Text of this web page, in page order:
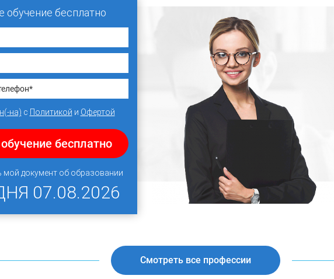
обучение бесплатно
на) с Политикой и Офертой
бесплатно
мой документ об образовании
07.08.2026
Смотреть все профессии